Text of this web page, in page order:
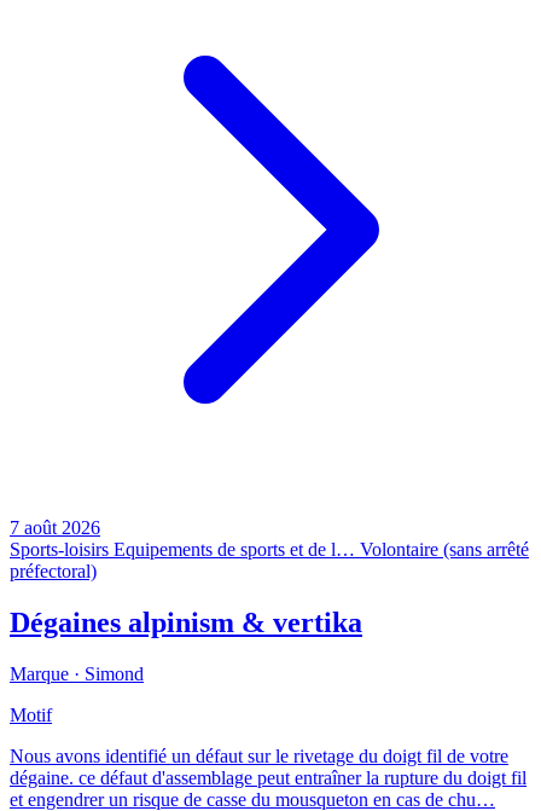
7 août 2026
Sports-loisirs Equipements de sports et de l… Volontaire (sans arrêté
préfectoral)
Dégaines alpinism & vertika
Marque · Simond
Motif
Nous avons identifié un défaut sur le rivetage du doigt fil de votre
dégaine. ce défaut d'assemblage peut entraîner la rupture du doigt fil
et engendrer un risque de casse du mousqueton en cas de chu…